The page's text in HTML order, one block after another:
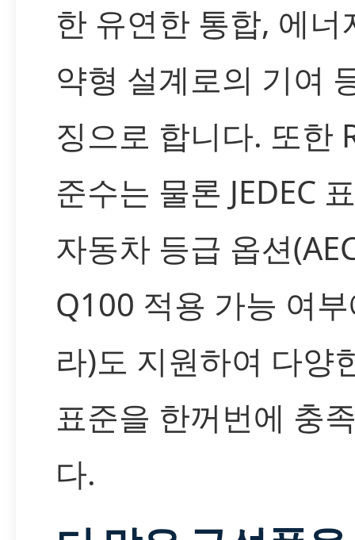
한 유연한 통합, 에너
약형 설계로의 기여
징으로 합니다. 또한
준수는 물론 JEDEC
자동차 등급 옵션
Q100 적용 가능 여
라)도 지원하여 다양
표준을 한꺼번에 충
다.